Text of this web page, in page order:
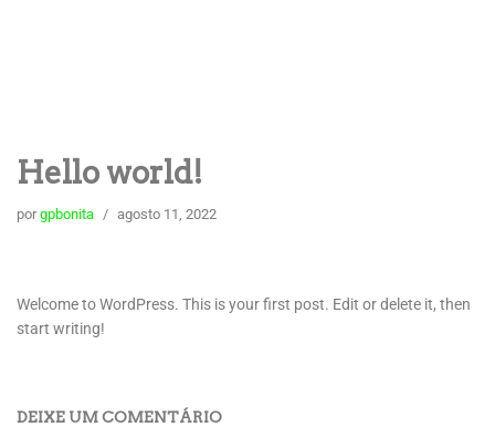
Hello world!
porgpbonita agosto 11, 2022
Welcome to WordPress. This is your first post. Edit or delete it, then
start writing!
DEIXE UM COMENTÁRIO